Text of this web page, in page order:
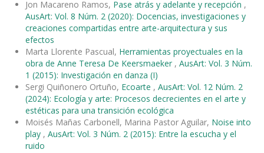
Jon Macareno Ramos, Pase atrás y adelante y recepción ,
AusArt: Vol. 8 Núm. 2 (2020): Docencias, investigaciones y
creaciones compartidas entre arte-arquitectura y sus
efectos
Marta Llorente Pascual, Herramientas proyectuales en la
obra de Anne Teresa De Keersmaeker , AusArt: Vol. 3 Núm.
1 (2015): Investigación en danza (I)
Sergi Quiñonero Ortuño, Ecoarte , AusArt: Vol. 12 Núm. 2
(2024): Ecología y arte: Procesos decrecientes en el arte y
estéticas para una transición ecológica
Moisés Mañas Carbonell, Marina Pastor Aguilar, Noise into
play , AusArt: Vol. 3 Núm. 2 (2015): Entre la escucha y el
ruido